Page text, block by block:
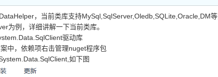
，当前类库支持MySql,SqlServer,Oledb,SQLite,Oracle,DM
为例，详细讲解一下当前类库。
驱动库
中，依赖项右击管理nuget程序包
如下图